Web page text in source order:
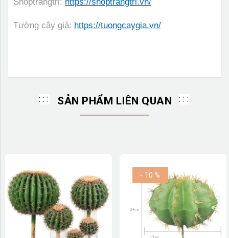
Tường cây giả: https://tuongcaygia.vn/
SẢN PHẨM LIÊN QUAN
- 10 %